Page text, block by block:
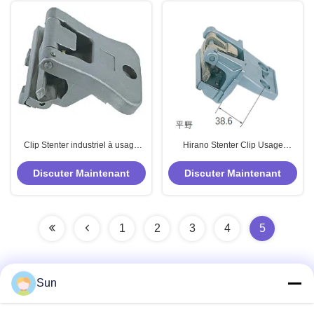
Clip Stenter industriel à usage
Discuter Maintenant
Hirano Stenter Clip Usage
Discuter Maintenant
1 2 3 4 5
Sun